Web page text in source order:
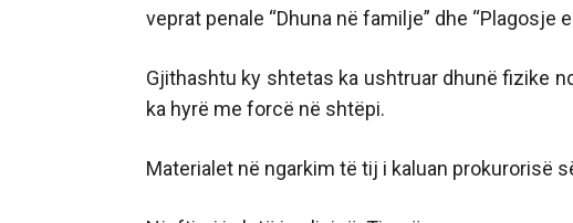
veprat penale “Dhuna në familje” dhe “Plagosje
Gjithashtu ky shtetas ka ushtruar dhunë fizike
ka hyrë me forcë në shtëpi.
Materialet në ngarkim të tij i kaluan prokurorisë